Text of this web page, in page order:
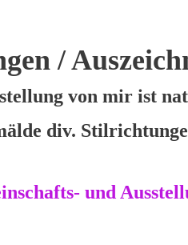
/
von mir ist
div.
und